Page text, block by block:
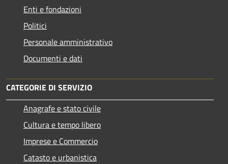
Enti e fondazioni
Politici
Personale amministrativo
Documenti e dati
CATEGORIE DI SERVIZIO
Anagrafe e stato civile
Cultura e tempo libero
Imprese e Commercio
Catasto e urbanistica